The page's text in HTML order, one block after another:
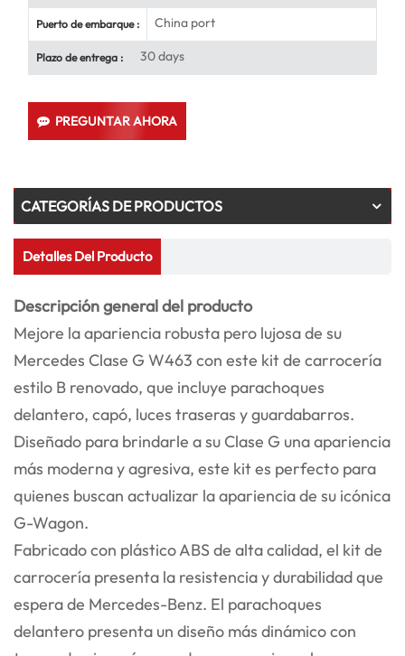
Puerto de embarque : China port
Plazo de entrega : 30 days
PREGUNTAR AHORA
CATEGORÍAS DE PRODUCTOS
Detalles Del Producto
Descripción general del producto
Mejore la apariencia robusta pero lujosa de su
Mercedes Clase G W463 con este kit de carrocería
estilo B renovado, que incluye parachoques
delantero, capó, luces traseras y guardabarros.
Diseñado para brindarle a su Clase G una apariencia
más moderna y agresiva, este kit es perfecto para
quienes buscan actualizar la apariencia de su icónica
G-Wagon.
Fabricado con plástico ABS de alta calidad, el kit de
carrocería presenta la resistencia y durabilidad que
espera de Mercedes-Benz. El parachoques
delantero presenta un diseño más dinámico con